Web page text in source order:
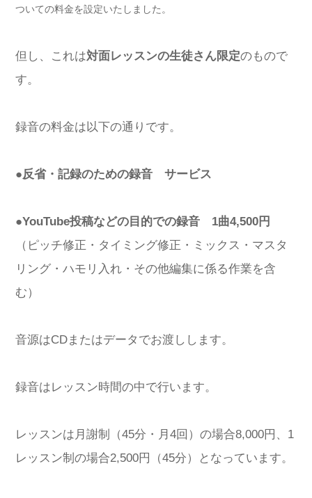
ついての料金を設定いたしました。
但し、これは対面レッスンの生徒さん限定のもので
す。
録音の料金は以下の通りです。
●反省・記録のための録音 サービス
●YouTube投稿などの目的での録音 1曲4,500円
（ピッチ修正・タイミング修正・ミックス・マスタ
リング・ハモリ入れ・その他編集に係る作業を含
む）
音源はCDまたはデータでお渡しします。
録音はレッスン時間の中で行います。
レッスンは月謝制（45分・月4回）の場合8,000円、1
レッスン制の場合2,500円（45分）となっています。